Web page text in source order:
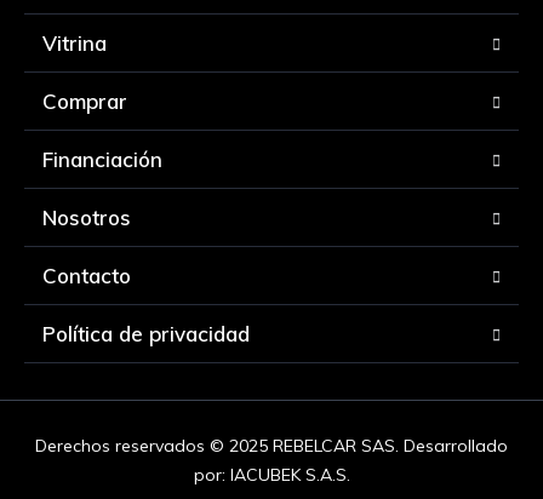
Vitrina
Comprar
Financiación
Nosotros
Contacto
Política de privacidad
Derechos reservados © 2025 REBELCAR SAS. Desarrollado
por: IACUBEK S.A.S.